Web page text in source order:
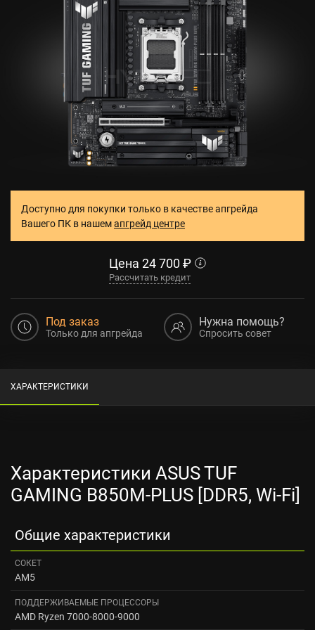
Доступно для покупки только в качестве апгрейда
Вашего ПК в нашемапгрейд центре
Цена 24 700 ₽
Рассчитать кредит
Под заказ
Только для апгрейда
Нужна помощь?
Спросить совет
ХАРАКТЕРИСТИКИ
Характеристики ASUS TUF
GAMING B850M-PLUS [DDR5, Wi-Fi]
Общие характеристики
СОКЕТ
AM5
ПОДДЕРЖИВАЕМЫЕ ПРОЦЕССОРЫ
AMD Ryzen 7000-8000-9000